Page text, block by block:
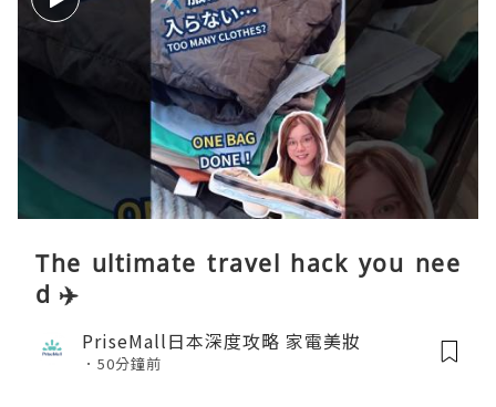
The ultimate travel hack you nee
d ✈️
PriseMall日本深度攻略 家電美妝
50分鐘前